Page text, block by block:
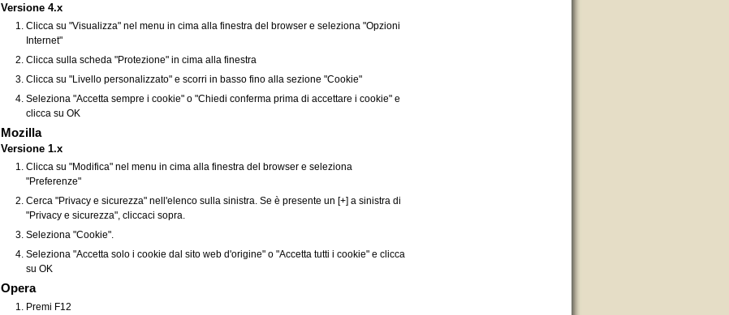
Versione 4.x
Clicca su "Visualizza" nel menu in cima alla finestra del browser e seleziona "Opzioni
Internet"
Clicca sulla scheda "Protezione" in cima alla finestra
Clicca su "Livello personalizzato" e scorri in basso fino alla sezione "Cookie"
Seleziona "Accetta sempre i cookie" o "Chiedi conferma prima di accettare i cookie" e
clicca su OK
Mozilla
Versione 1.x
Clicca su "Modifica" nel menu in cima alla finestra del browser e seleziona
"Preferenze"
Cerca "Privacy e sicurezza" nell'elenco sulla sinistra. Se è presente un [+] a sinistra di
"Privacy e sicurezza", cliccaci sopra.
Seleziona "Cookie".
Seleziona "Accetta solo i cookie dal sito web d'origine" o "Accetta tutti i cookie" e clicca
su OK
Opera
Premi F12